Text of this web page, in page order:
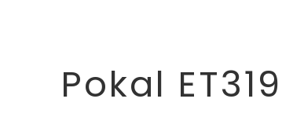
Pokal ET319